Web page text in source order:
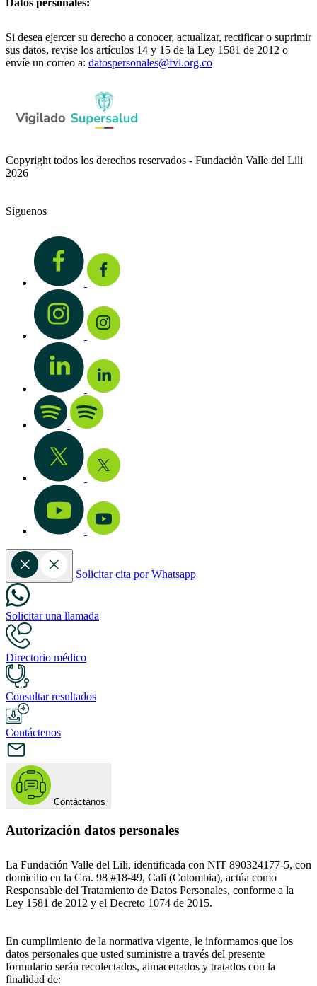
Datos personales:
Si desea ejercer su derecho a conocer, actualizar, rectificar o suprimir
sus datos, revise los artículos 14 y 15 de la Ley 1581 de 2012 o
envíe un correo a: datospersonales@fvl.org.co
Copyright todos los derechos reservados - Fundación Valle del Lili
2026
Síguenos
Solicitar cita por Whatsapp
Solicitar una llamada
Directorio médico
Consultar resultados
Contáctenos
Contáctanos
Autorización datos personales
La Fundación Valle del Lili, identificada con NIT 890324177-5, con
domicilio en la Cra. 98 #18-49, Cali (Colombia), actúa como
Responsable del Tratamiento de Datos Personales, conforme a la
Ley 1581 de 2012 y el Decreto 1074 de 2015.
En cumplimiento de la normativa vigente, le informamos que los
datos personales que usted suministre a través del presente
formulario serán recolectados, almacenados y tratados con la
finalidad de: